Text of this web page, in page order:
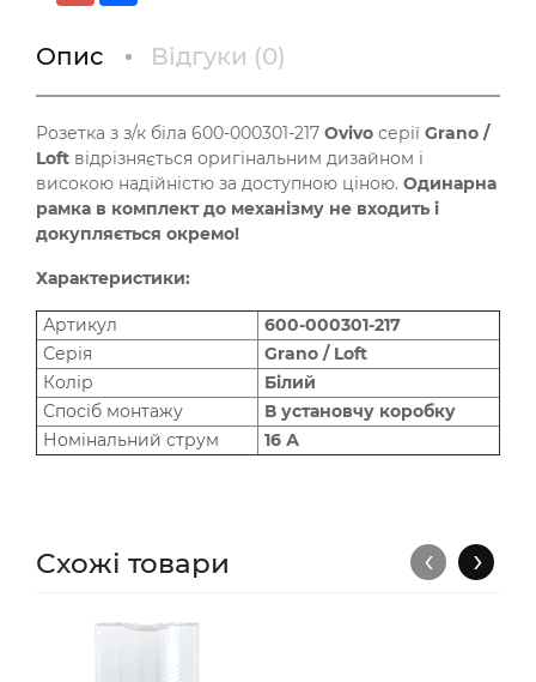
Опис Відгуки (0)
Розетка з з/к біла 600-000301-217 Ovivo серії Grano /
Loft відрізняється оригінальним дизайном і
високою надійністю за доступною ціною. Одинарна
рамка в комплект до механізму не входить і
докупляється окремо!
Характеристики:
Артикул
600-000301-217
Серія
Grano / Loft
Колір
Білий
Спосіб монтажу
В установчу коробку
Номінальний струм
16 А
Схожі товари ‹ ›